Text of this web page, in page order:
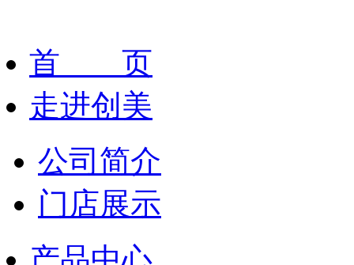
首 页
走进创美
公司简介
门店展示